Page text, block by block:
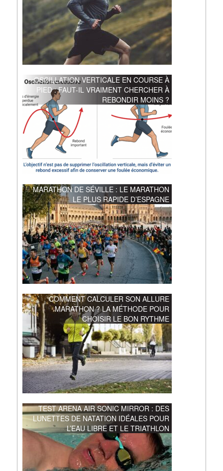
OSCILLATION VERTICALE EN COURSE À
PIED : FAUT-IL VRAIMENT CHERCHER À
REBONDIR MOINS ?
MARATHON DE SÉVILLE : LE MARATHON
LE PLUS RAPIDE D’ESPAGNE
COMMENT CALCULER SON ALLURE
MARATHON ? LA MÉTHODE POUR
CHOISIR LE BON RYTHME
TEST ARENA AIR SONIC MIRROR : DES
LUNETTES DE NATATION IDÉALES POUR
L’EAU LIBRE ET LE TRIATHLON